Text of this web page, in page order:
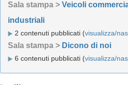
Sala stampa > Veicoli
industriali
2 contenuti pubblicati (visualizza/
Sala stampa > Dicono di noi
6 contenuti pubblicati (visualizza/